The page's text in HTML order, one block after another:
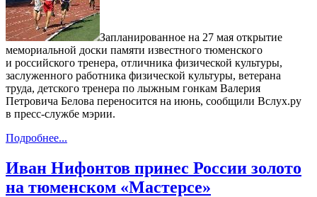
Запланированное на 27 мая открытие
мемориальной доски памяти известного тюменского
и российского тренера, отличника физической культуры,
заслуженного работника физической культуры, ветерана
труда, детского тренера по лыжным гонкам Валерия
Петровича Белова переносится на июнь, сообщили Вслух.ру
в пресс-службе мэрии.
Подробнее...
Иван Нифонтов принес России золото
на тюменском «Мастерсе»